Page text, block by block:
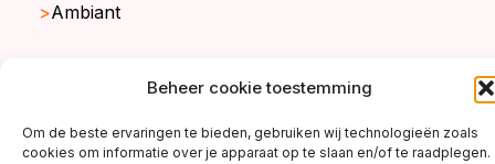
Beheer cookie toestemming
Om de beste ervaringen te bieden, gebruiken wij technologieën zoals
cookies om informatie over je apparaat op te slaan en/of te raadplegen.
Ambiant